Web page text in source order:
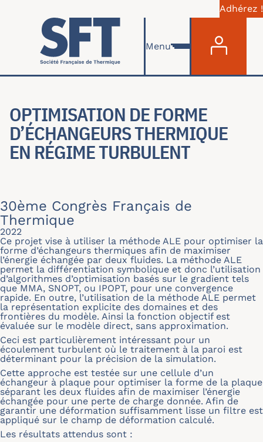
Aller au contenu principal
Adhérez !
Menu
OPTIMISATION DE FORME
D’ÉCHANGEURS THERMIQUE
EN RÉGIME TURBULENT
30ème Congrès Français de
Thermique
2022
Ce projet vise à utiliser la méthode ALE pour optimiser la
forme d’échangeurs thermiques afin de maximiser
l’énergie échangée par deux fluides. La méthode ALE
permet la différentiation symbolique et donc l’utilisation
d’algorithmes d’optimisation basés sur le gradient tels
que MMA, SNOPT, ou IPOPT, pour une convergence
rapide. En outre, l’utilisation de la méthode ALE permet
la représentation explicite des domaines et des
frontières du modèle. Ainsi la fonction objectif est
évaluée sur le modèle direct, sans approximation.
Ceci est particulièrement intéressant pour un
écoulement turbulent où le traitement à la paroi est
déterminant pour la précision de la simulation.
Cette approche est testée sur une cellule d’un
échangeur à plaque pour optimiser la forme de la plaque
séparant les deux fluides afin de maximiser l’énergie
échangée pour une perte de charge donnée. Afin de
garantir une déformation suffisamment lisse un filtre est
appliqué sur le champ de déformation calculé.
Les résultats attendus sont :